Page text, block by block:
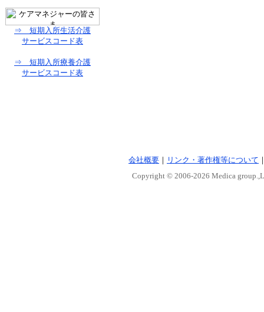
⇒ 短期入所生活介護
サービスコード表
⇒ 短期入所療養介護
サービスコード表
会社概要 ｜ リンク・著作権等について
Copyright © 2006-2026 Medica